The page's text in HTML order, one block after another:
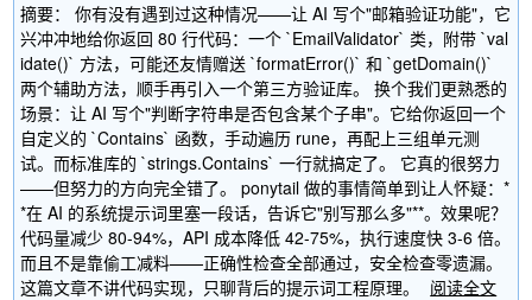
摘要： 你有没有遇到过这种情况——让 AI 写个"邮箱验证功能"，它
兴冲冲地给你返回 80 行代码：一个 `EmailValidator` 类，附带 `val
idate()` 方法，可能还友情赠送 `formatError()` 和 `getDomain()`
两个辅助方法，顺手再引入一个第三方验证库。 换个我们更熟悉的
场景：让 AI 写个"判断字符串是否包含某个子串"。它给你返回一个
自定义的 `Contains` 函数，手动遍历 rune，再配上三组单元测
试。而标准库的 `strings.Contains` 一行就搞定了。 它真的很努力
——但努力的方向完全错了。 ponytail 做的事情简单到让人怀疑：*
*在 AI 的系统提示词里塞一段话，告诉它"别写那么多"**。效果呢？
代码量减少 80-94%，API 成本降低 42-75%，执行速度快 3-6 倍。
而且不是靠偷工减料——正确性检查全部通过，安全检查零遗漏。
这篇文章不讲代码实现，只聊背后的提示词工程原理。
阅读全文